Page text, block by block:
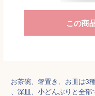
この商
お茶碗、箸置き、お皿は3
、深皿、小どんぶりと全